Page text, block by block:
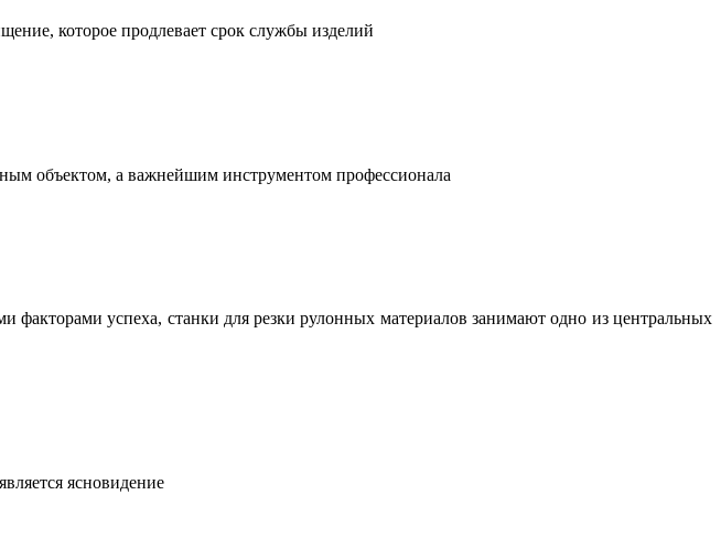
которое продлевает срок службы изделий
объектом, а важнейшим инструментом профессионала
успеха, станки для резки рулонных материалов занимают одно из центральных
ясновидение